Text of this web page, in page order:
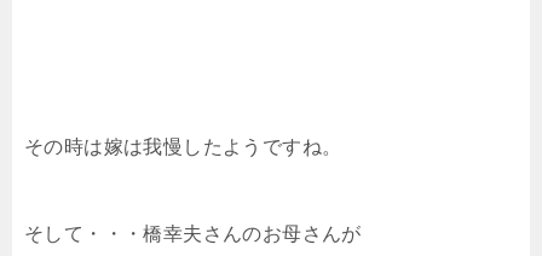
その時は嫁は我慢したようですね。
そして・・・橋幸夫さんのお母さんが